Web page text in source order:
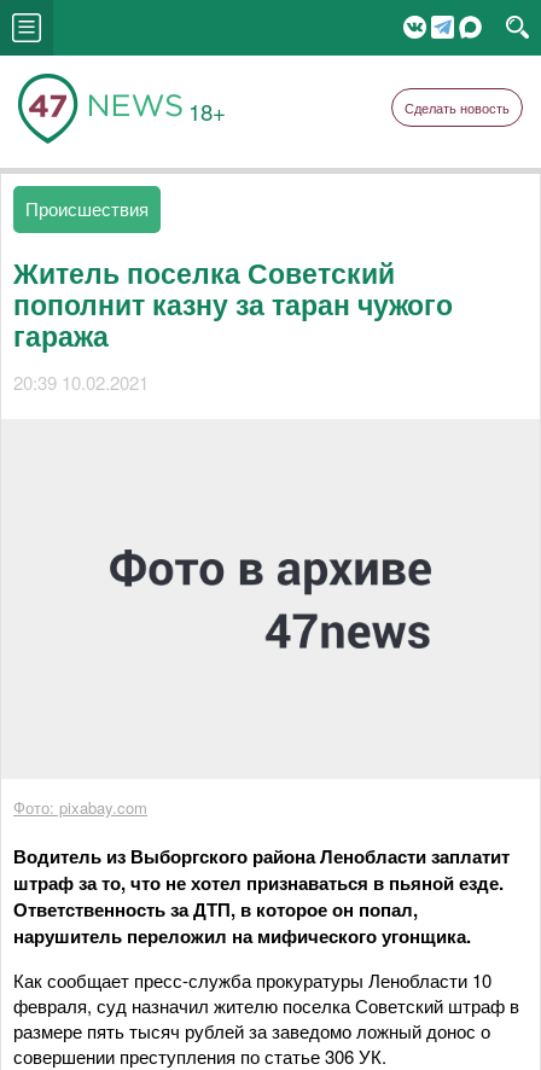
18+ Сделать новость
Происшествия
Житель поселка Советский
пополнит казну за таран чужого
гаража
20:39 10.02.2021
Фото: pixabay.com
Водитель из Выборгского района Ленобласти заплатит
штраф за то, что не хотел признаваться в пьяной езде.
Ответственность за ДТП, в которое он попал,
нарушитель переложил на мифического угонщика.
Как сообщает пресс-служба прокуратуры Ленобласти 10
февраля, суд назначил жителю поселка Советский штраф в
размере пять тысяч рублей за заведомо ложный донос о
совершении преступления по статье 306 УК.